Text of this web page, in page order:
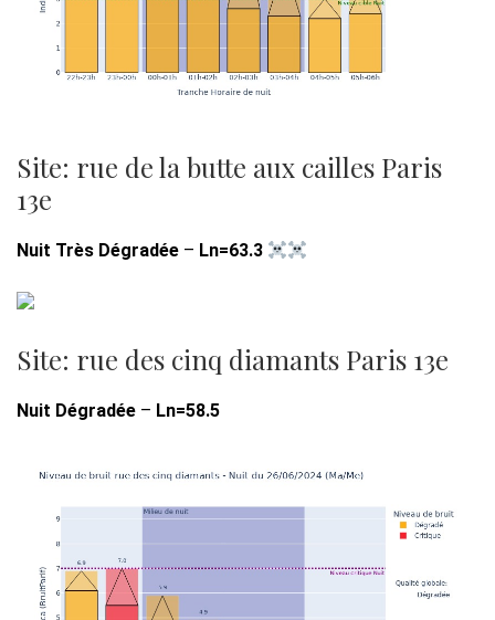
Site: rue de la butte aux cailles Paris
13e
Nuit Très Dégradée – Ln=63.3
Site: rue des cinq diamants Paris 13e
Nuit Dégradée – Ln=58.5